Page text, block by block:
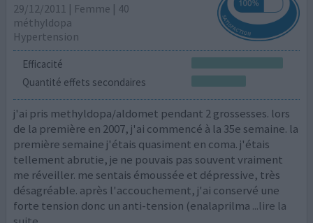
29/12/2011 | Femme | 40
méthyldopa
Hypertension
Efficacité
Quantité effets secondaires
j'ai pris methyldopa/aldomet pendant 2 grossesses. lors
de la première en 2007, j'ai commencé à la 35e semaine. la
première semaine j'étais quasiment en coma. j'étais
tellement abrutie, je ne pouvais pas souvent vraiment
me réveiller. me sentais émoussée et dépressive, très
désagréable. après l'accouchement, j'ai conservé une
forte tension donc un anti-tension (enalaprilma ...lire la